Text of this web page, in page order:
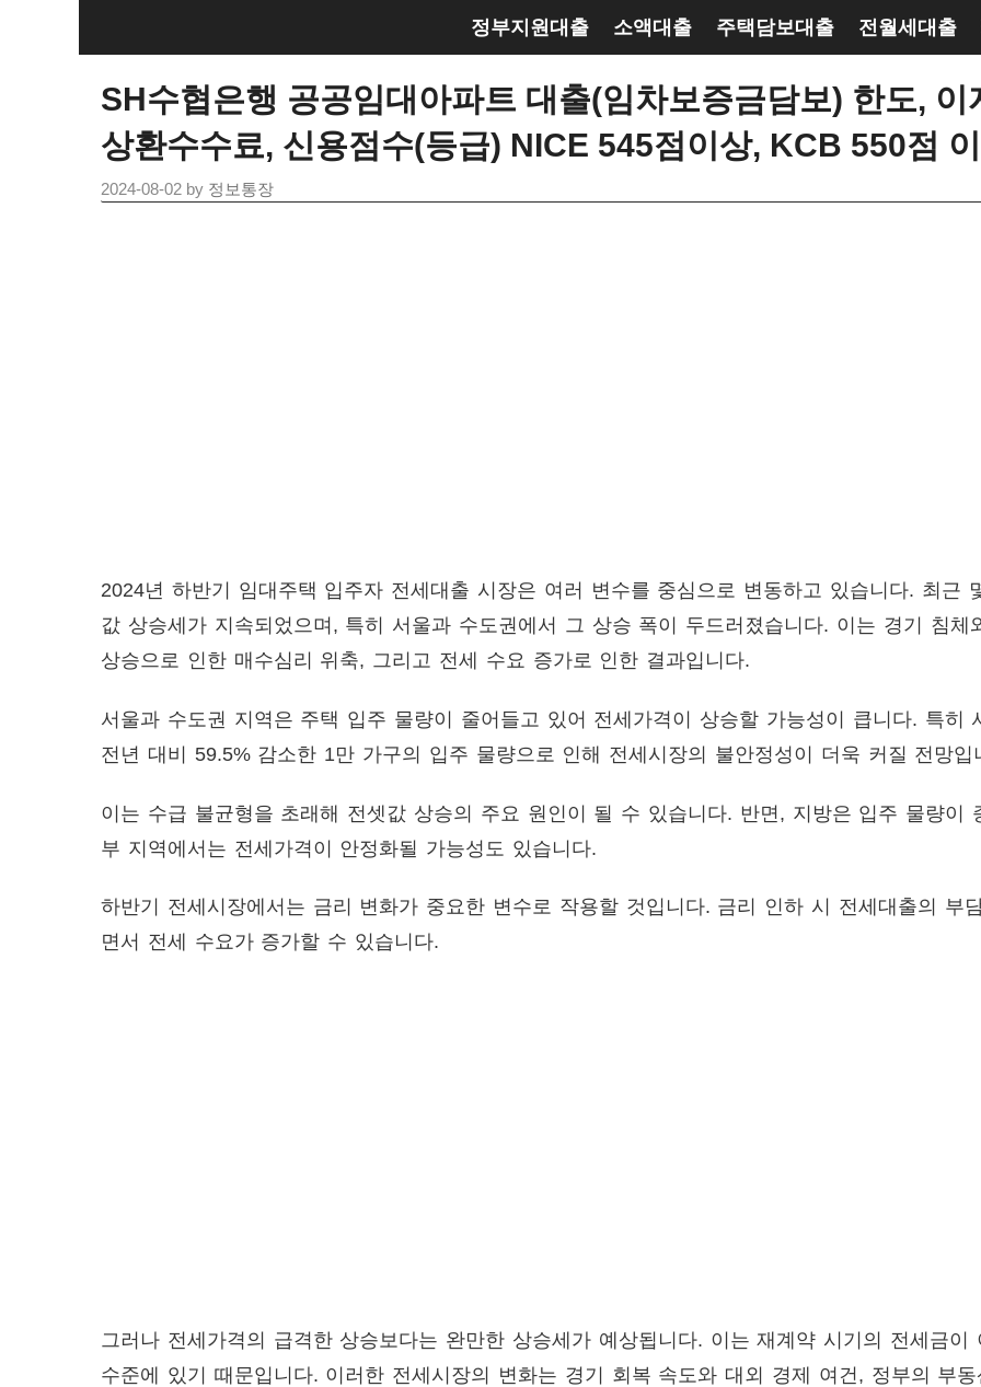
정부지원대출 소액대출 주택담보대출 전월세대출
SH수협은행 공공임대아파트 대출(임차보증금담보) 한도, 이
상환수수료, 신용점수(등급) NICE 545점이상, KCB 550점
2024-08-02 by 정보통장
2024년 하반기 임대주택 입주자 전세대출 시장은 여러 변수를 중심으로 변동하고 있습니다. 최근
값 상승세가 지속되었으며, 특히 서울과 수도권에서 그 상승 폭이 두드러졌습니다. 이는 경기 침체
상승으로 인한 매수심리 위축, 그리고 전세 수요 증가로 인한 결과입니다.
서울과 수도권 지역은 주택 입주 물량이 줄어들고 있어 전세가격이 상승할 가능성이 큽니다. 특히
전년 대비 59.5% 감소한 1만 가구의 입주 물량으로 인해 전세시장의 불안정성이 더욱 커질 전망입
이는 수급 불균형을 초래해 전셋값 상승의 주요 원인이 될 수 있습니다. 반면, 지방은 입주 물량이
부 지역에서는 전세가격이 안정화될 가능성도 있습니다.
하반기 전세시장에서는 금리 변화가 중요한 변수로 작용할 것입니다. 금리 인하 시 전세대출의 부
면서 전세 수요가 증가할 수 있습니다.
그러나 전세가격의 급격한 상승보다는 완만한 상승세가 예상됩니다. 이는 재계약 시기의 전세금이
수준에 있기 때문입니다. 이러한 전세시장의 변화는 경기 회복 속도와 대외 경제 여건, 정부의 부